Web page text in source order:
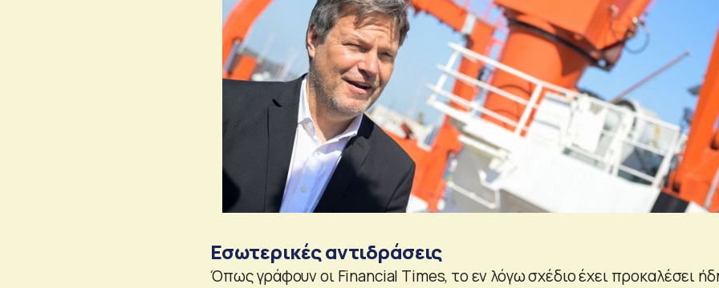
Εσωτερικές αντιδράσεις
Όπως γράφουν οι Financial Times, το εν λόγω σχέδιο έχει προκαλέσει